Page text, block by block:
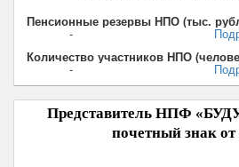
Пенсионные резервы НПО (тыс.
-
Количество участников НПО
-
Представитель НПФ
почетный знак